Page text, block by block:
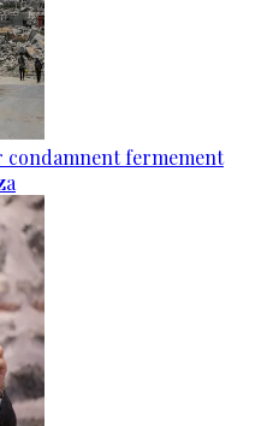
condamnent fermement